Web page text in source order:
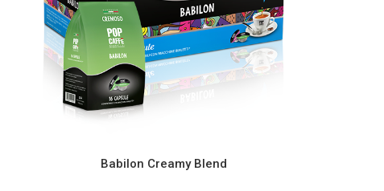
Babilon Creamy Blend